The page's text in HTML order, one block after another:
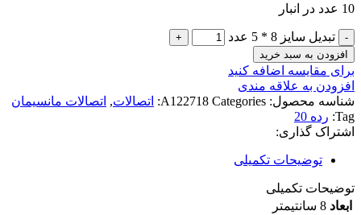
10 عدد در انبار
تبدیل سایز 8 * 5 عدد
افزودن به سبد خرید
برای مقایسه اضافه کنید
افزودن به علاقه مندی
شناسه محصول:
A122718 Categories: اتصالات, اتصالات مانسیمان
Tag: رده 20
اشتراک گذاری:
توضیحات تکمیلی
توضیحات تکمیلی
ابعاد 8 سانتیمتر